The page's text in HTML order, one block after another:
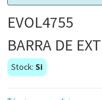
EVOL4755
BARRA DE
Stock: Si